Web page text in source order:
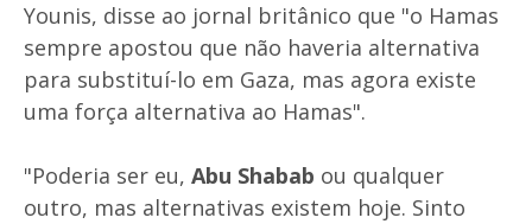
Younis, disse ao jornal britânico que "o Hamas
sempre apostou que não haveria alternativa
para substituí-lo em Gaza, mas agora existe
uma força alternativa ao Hamas".
"Poderia ser eu, Abu Shabab ou qualquer
outro, mas alternativas existem hoje. Sinto